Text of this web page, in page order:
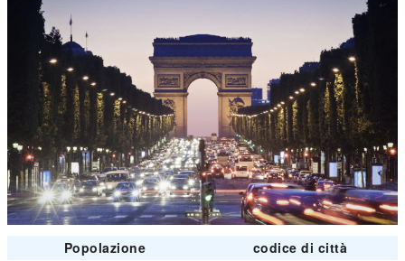
Popolazione
codice di città